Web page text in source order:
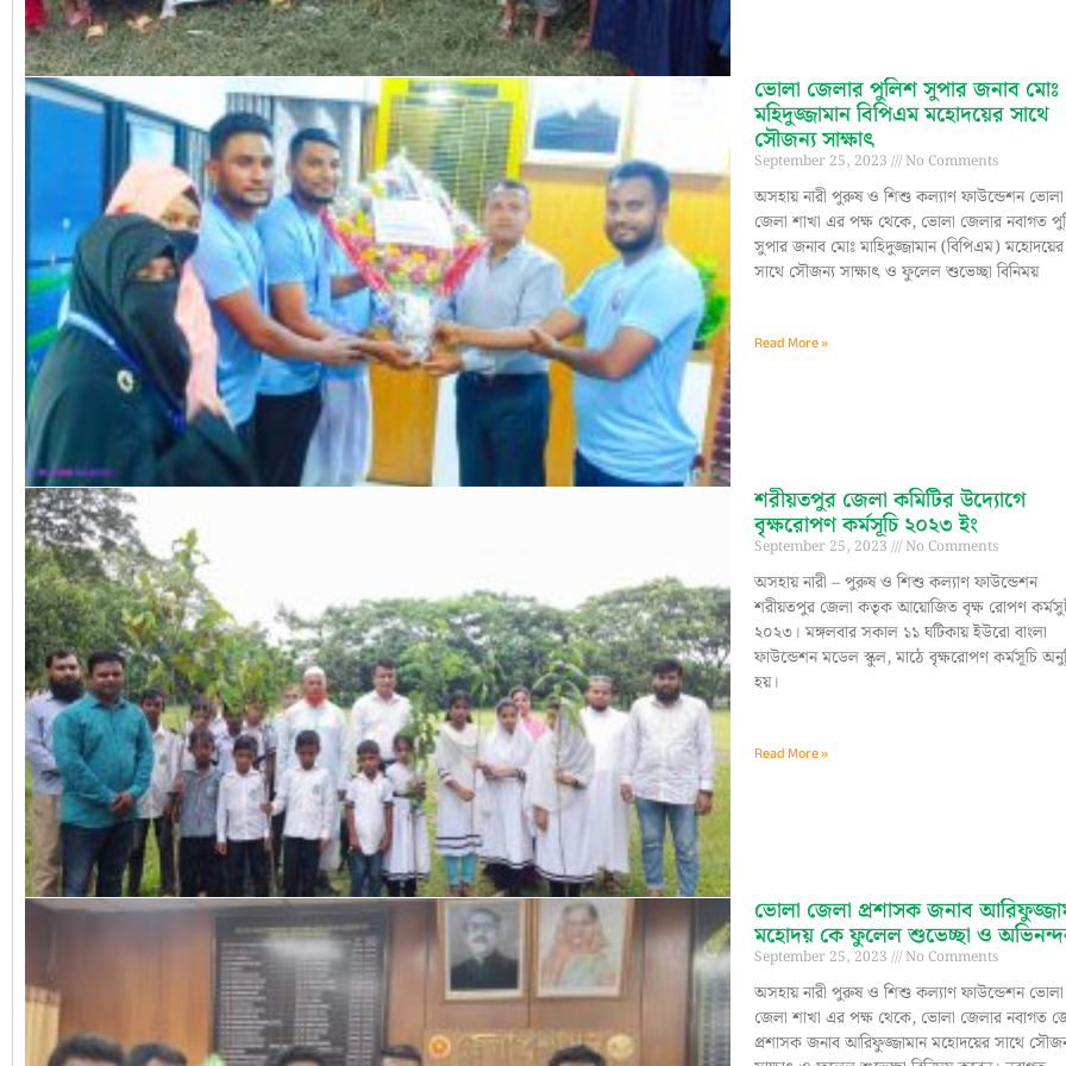
ভোলা জেলার পুলিশ সুপার জনাব মোঃ
মহিদুজ্জামান বিপিএম মহোদয়ের সাথে
সৌজন্য সাক্ষাৎ
September 25, 2023 No Comments
অসহায় নারী পুরুষ ও শিশু কল্যাণ ফাউন্ডেশন ভোলা
জেলা শাখা এর পক্ষ থেকে, ভোলা জেলার নবাগত
সুপার জনাব মোঃ মাহিদুজ্জামান (বিপিএম) মহোদয়ের
সাথে সৌজন্য সাক্ষাৎ ও ফুলেল শুভেচ্ছা বিনিময়
Read More »
শরীয়তপুর জেলা কমিটির উদ্যোগে
বৃক্ষরোপণ কর্মসূচি ২০২৩ ইং
September 25, 2023 No Comments
অসহায় নারী – পুরুষ ও শিশু কল্যাণ ফাউন্ডেশন
শরীয়তপুর জেলা কতৃক আয়োজিত বৃক্ষ রোপণ
২০২৩। মঙ্গলবার সকাল ১১ ঘটিকায় ইউরো বাংলা
ফাউন্ডেশন মডেল স্কুল, মাঠে বৃক্ষরোপণ কর্মসূচি
হয়।
Read More »
ভোলা জেলা প্রশাসক জনাব
মহোদয় কে ফুলেল শুভেচ্ছা ও
September 25, 2023 No Comments
অসহায় নারী পুরুষ ও শিশু কল্যাণ ফাউন্ডেশন ভোলা
জেলা শাখা এর পক্ষ থেকে, ভোলা জেলার নবাগত
প্রশাসক জনাব আরিফুজ্জামান মহোদয়ের সাথে